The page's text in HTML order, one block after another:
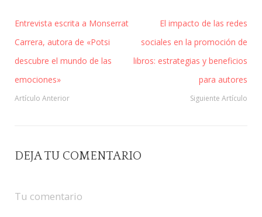
Entrevista escrita a Monserrat
Carrera, autora de «Potsi
descubre el mundo de las
emociones»
Artículo Anterior
El impacto de las redes
sociales en la promoción de
libros: estrategias y beneficios
para autores
Siguiente Artículo
DEJA TU COMENTARIO